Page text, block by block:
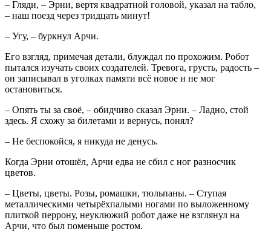
– Гляди, – Эрни, вертя квадратной головой, указал на табло,
– наш поезд через тридцать минут!
– Угу, – буркнул Арчи.
Его взгляд, примечая детали, блуждал по прохожим. Робот
пытался изучать своих создателей. Тревога, грусть, радость –
он записывал в уголках памяти всё новое и не мог
остановиться.
– Опять ты за своё, – обидчиво сказал Эрни. – Ладно, стой
здесь. Я схожу за билетами и вернусь, понял?
– Не беспокойся, я никуда не денусь.
Когда Эрни отошёл, Арчи едва не сбил с ног разносчик
цветов.
– Цветы, цветы. Розы, ромашки, тюльпаны. – Ступая
металлическими четырёхпалыми ногами по выложенному
плиткой перрону, неуклюжий робот даже не взглянул на
Арчи, что был поменьше ростом.